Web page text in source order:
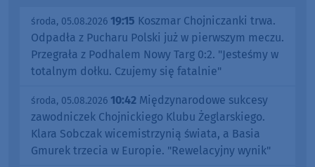
środa, 05.08.2026 19:15 Koszmar Chojniczanki trwa.
Odpadła z Pucharu Polski już w pierwszym meczu.
Przegrała z Podhalem Nowy Targ 0:2. "Jesteśmy w
totalnym dołku. Czujemy się fatalnie"
środa, 05.08.2026 10:42 Międzynarodowe sukcesy
zawodniczek Chojnickiego Klubu Żeglarskiego.
Klara Sobczak wicemistrzynią świata, a Basia
Gmurek trzecia w Europie. "Rewelacyjny wynik"